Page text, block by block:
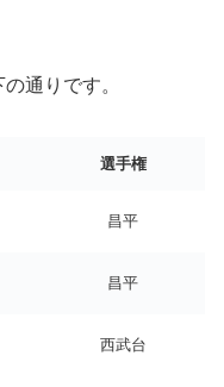
通りです。
選手権
昌平
昌平
西武台